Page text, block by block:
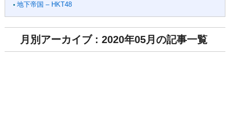
地下帝国 – HKT48
月別アーカイブ : 2020年05月の記事一覧